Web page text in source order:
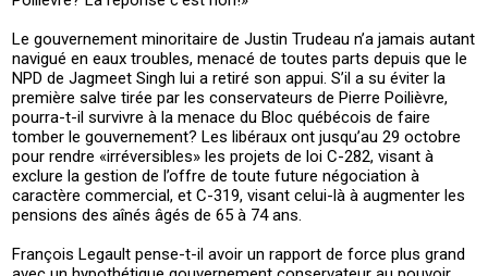
Le gouvernement minoritaire de Justin Trudeau n’a jamais autant
navigué en eaux troubles, menacé de toutes parts depuis que le
NPD de Jagmeet Singh lui a retiré son appui. S’il a su éviter la
première salve tirée par les conservateurs de Pierre Poilièvre,
pourra-t-il survivre à la menace du Bloc québécois de faire
tomber le gouvernement? Les libéraux ont jusqu’au 29 octobre
pour rendre «irréversibles» les projets de loi C-282, visant à
exclure la gestion de l’offre de toute future négociation à
caractère commercial, et C-319, visant celui-là à augmenter les
pensions des aînés âgés de 65 à 74 ans.
François Legault pense-t-il avoir un rapport de force plus grand